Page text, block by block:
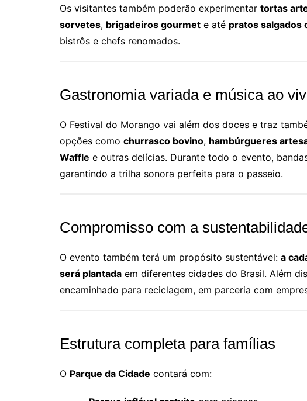
Os visitantes também poderão experimentar tortas
sorvetes, brigadeiros gourmet e até pratos salgados
bistrôs e chefs renomados.
Gastronomia variada e música ao
O Festival do Morango vai além dos doces e traz
opções como churrasco bovino, hambúrgueres
Waffle e outras delícias. Durante todo o evento,
garantindo a trilha sonora perfeita para o passeio.
Compromisso com a
O evento também terá um propósito sustentável: a
será plantada em diferentes cidades do Brasil. Além
encaminhado para reciclagem, em parceria com
Estrutura completa para famílias
O Parque da Cidade contará com: